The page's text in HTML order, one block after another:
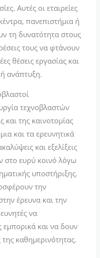
Αυτές οι εταιρείες
πανεπιστήμια ή
τη δυνατότητα στους
τους να φτάνουν
θέσεις εργασίας και
ανάπτυξη.
τεχνοβλαστών
και της καινοτομίας
και τα ερευνητικά
και εξελίξεις
στο ευρύ κοινό λόγω
υποστήριξης.
την
έρευνα και την
να
εμπορικά και να δουν
καθημερινότητας.